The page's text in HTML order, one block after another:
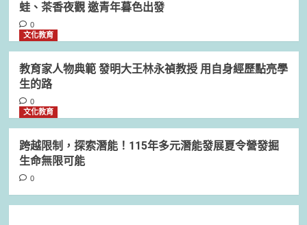
蛙、茶香夜觀 邀青年暮色出發
0
文化教育
教育家人物典範 發明大王林永禎教授 用自身經歷點亮學
生的路
0
文化教育
跨越限制，探索潛能！115年多元潛能發展夏令營發掘
生命無限可能
0